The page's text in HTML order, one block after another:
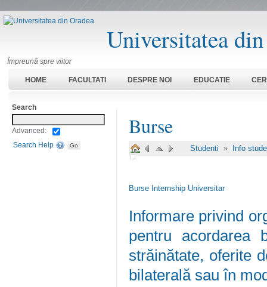
Universitatea
Împreună spre viitor
HOME FACULTATI DESPRE NOI EDUCATIE
Burse
Studenti » Info
Burse Internship Universitar
Informare privind
pentru acordarea
străinătate, oferite
bilaterală sau în
Search
Advanced:
Search Help